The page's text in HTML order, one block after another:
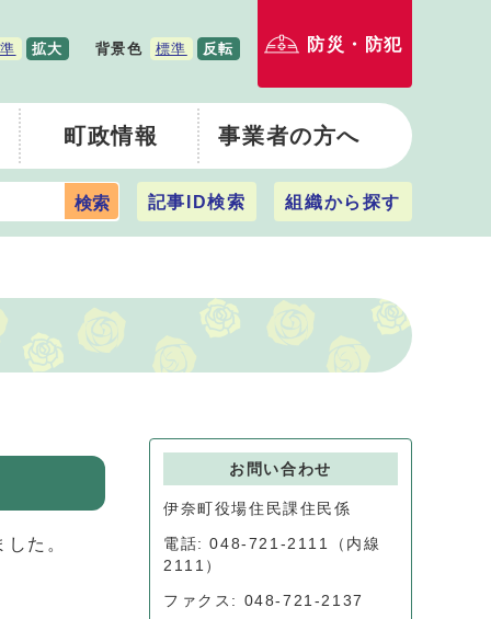
拡大 背景色 標準 反転 防災・防犯
町政情報 事業者の方へ
検索 記事ID検索 組織から探す
た。
お問い合わせ
伊奈町役場住民課住民係
電話: 048-721-2111（内線
2111）
ファクス: 048-721-2137